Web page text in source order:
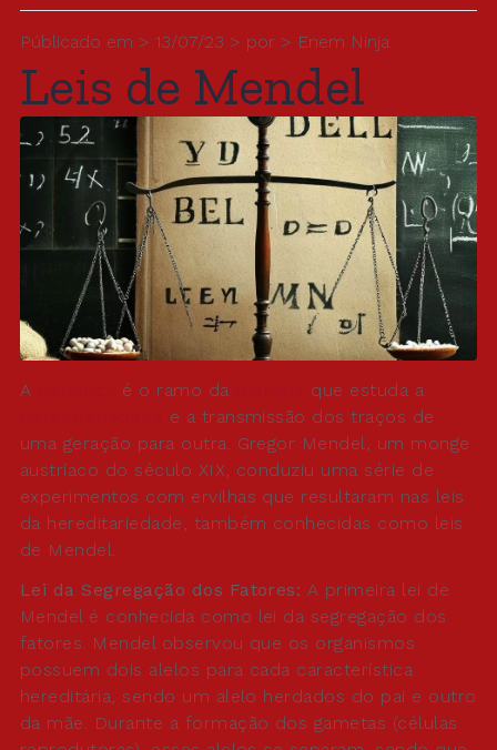
Públicado em > 13/07/23 > por > Enem Ninja
Leis de Mendel
A é o ramo da
que estuda a
e a transmissão dos traços de
uma geração para outra. Gregor Mendel, um monge
austríaco do século XIX, conduziu uma série de
experimentos com ervilhas que resultaram nas leis
da hereditariedade, também conhecidas como leis
de Mendel.
Lei da Segregação dos Fatores: A primeira lei de
Mendel é conhecida como lei da segregação dos
fatores. Mendel observou que os organismos
possuem dois alelos para cada característica
hereditária, sendo um alelo herdados do pai e outro
da mãe. Durante a formação dos gametas (células